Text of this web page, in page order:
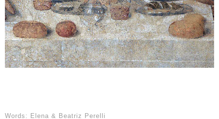
Words: Elena & Beatriz Perelli